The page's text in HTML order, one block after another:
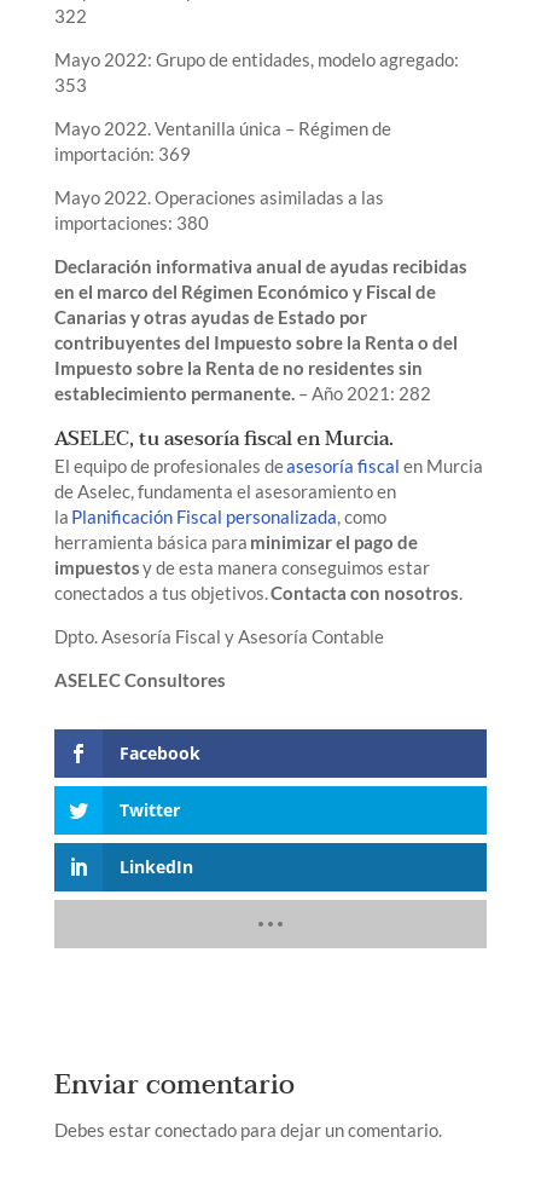
322
Mayo 2022: Grupo de entidades, modelo agregado:
353
Mayo 2022. Ventanilla única – Régimen de
importación: 369
Mayo 2022. Operaciones asimiladas a las
importaciones: 380
Declaración informativa anual de ayudas recibidas
en el marco del Régimen Económico y Fiscal de
Canarias y otras ayudas de Estado por
contribuyentes del Impuesto sobre la Renta o del
Impuesto sobre la Renta de no residentes sin
establecimiento permanente. – Año 2021: 282
ASELEC, tu asesoría fiscal en Murcia.
El equipo de profesionales deasesoría fiscal en Murcia
de Aselec, fundamenta el asesoramiento en
la Planificación Fiscal personalizada , como
herramienta básica para minimizar el pago de
impuestosy de esta manera conseguimos estar
conectados a tus objetivos. Contacta con nosotros
Dpto. Asesoría Fiscal y Asesoría Contable
ASELEC Consultores
Facebook
Twitter
LinkedIn
Enviar comentario
Debes estar conectado para dejar un comentario.